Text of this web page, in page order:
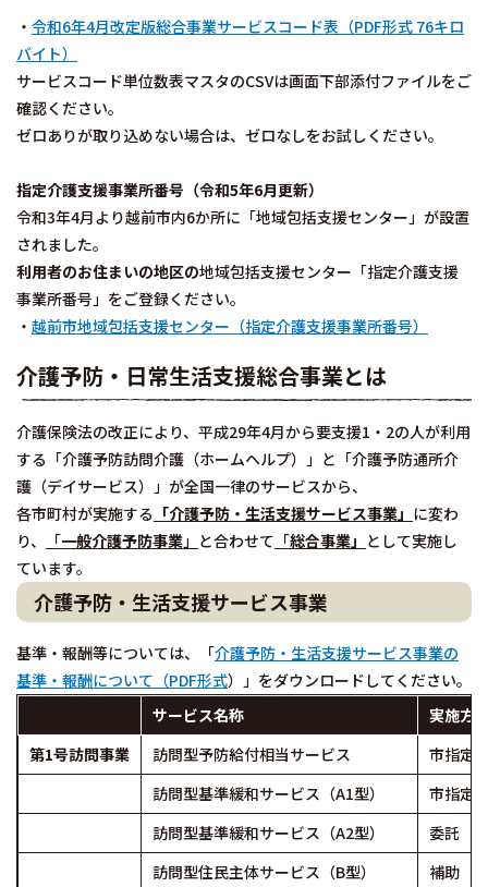
・ 令和6年4月改定版総合事業サービスコード表（PDF形式 76キロ
バイト）
サービスコード単位数表マスタのCSVは画面下部添付ファイルをご
確認ください。
ゼロありが取り込めない場合は、ゼロなしをお試しください。
指定介護支援事業所番号（令和5年6月更新）
令和3年4月より越前市内6か所に「地域包括支援センター」が設置
されました。
利用者のお住まいの地区の地域包括支援センター「指定介護支援
事業所番号」をご登録ください。
・ 越前市地域包括支援センター（指定介護支援事業所番号）
介護予防・日常生活支援総合事業とは
介護保険法の改正により、平成29年4月から要支援1・2の人が利用
する「介護予防訪問介護（ホームヘルプ）」と「介護予防通所介
護（デイサービス）」が全国一律のサービスから、
各市町村が実施する 「介護予防・生活支援サービス事業」 に変わ
り、
「一般介護予防事業」 と合わせて 「総合事業」 として実施し
ています。
介護予防・生活支援サービス事業
基準・報酬等については、「介護予防・生活支援サービス事業の
基準・報酬について（PDF形式）」をダウンロードしてください。
サービス名称
実施方
第1号訪問事業
訪問型予防給付相当サービス
市指定
訪問型基準緩和サービス（A1型）
市指定
訪問型基準緩和サービス（A2型）
委託
訪問型住民主体サービス（B型）
補助